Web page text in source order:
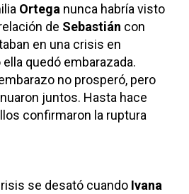
Ortega nunca habría visto
de Sebastián con
en una crisis en
quedó embarazada.
no prosperó, pero
juntos. Hasta hace
confirmaron la ruptura
se desató cuando Ivana